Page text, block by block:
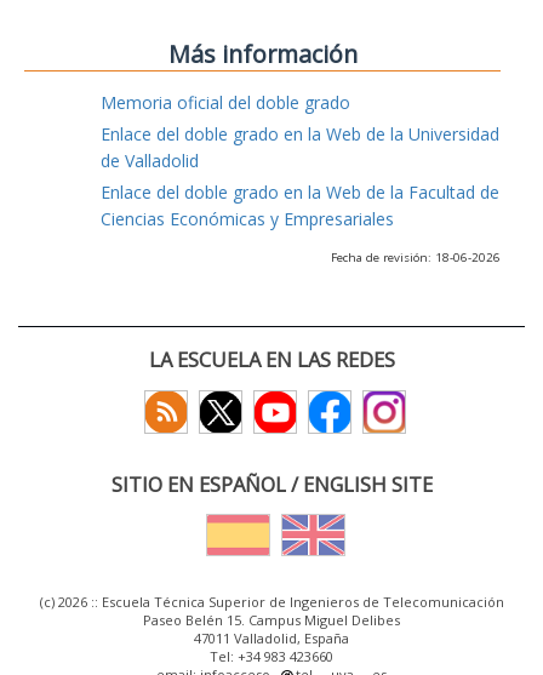
Más información
Memoria oficial del doble grado
Enlace del doble grado en la Web de la Universidad
de Valladolid
Enlace del doble grado en la Web de la Facultad de
Ciencias Económicas y Empresariales
Fecha de revisión: 18-06-2026
LA ESCUELA EN LAS REDES
SITIO EN ESPAÑOL / ENGLISH SITE
(c) 2026 :: Escuela Técnica Superior de Ingenieros de Telecomunicación
Paseo Belén 15. Campus Miguel Delibes
47011 Valladolid, España
Tel: +34 983 423660